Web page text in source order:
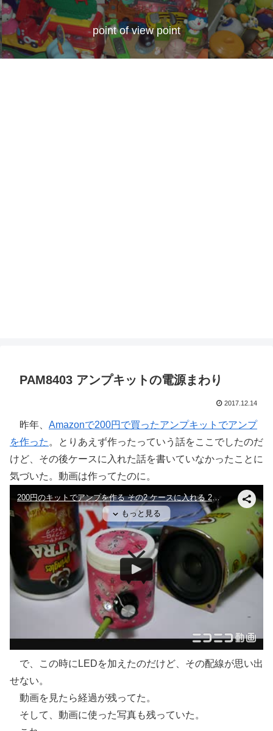
point of view point
PAM8403 アンプキットの電源まわり
2017.12.14
昨年、 Amazonで200円で買ったアンプキットでアンプ
を作った 。とりあえず作ったっていう話をここでしたのだ
けど、その後ケースに入れた話を書いていなかったことに
気づいた。動画は作ってたのに。
で、この時にLEDを加えたのだけど、その配線が思い出
せない。
動画を見たら経過が残ってた。
そして、動画に使った写真も残っていた。